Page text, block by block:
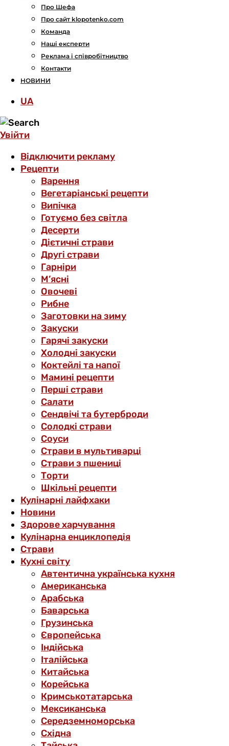
Про Шефа
Про сайт klopotenko.com
Команда
Наші експерти
Реклама і співробітництво
Контакти
НОВИНИ
UA
Увійти
Відключити рекламу
Рецепти
Варення
Вегетаріанські рецепти
Випічка
Готуємо без світла
Десерти
Дієтичні страви
Другі страви
Гарніри
М’ясні
Овочеві
Рибне
Заготовки на зиму
Закуски
Гарячі закуски
Холодні закуски
Коктейлі та напої
Мамині рецепти
Перші страви
Салати
Сендвічі та бутерброди
Солодкі страви
Соуси
Страви в мультиварці
Страви з пшениці
Торти
Шкільні рецепти
Кулінарні лайфхаки
Новини
Здорове харчування
Кулінарна енциклопедія
Страви
Кухні світу
Автентична українська кухня
Американська
Арабська
Баварська
Грузинська
Європейська
Індійська
Італійська
Китайська
Корейська
Кримськотатарська
Мексиканська
Середземноморська
Східна